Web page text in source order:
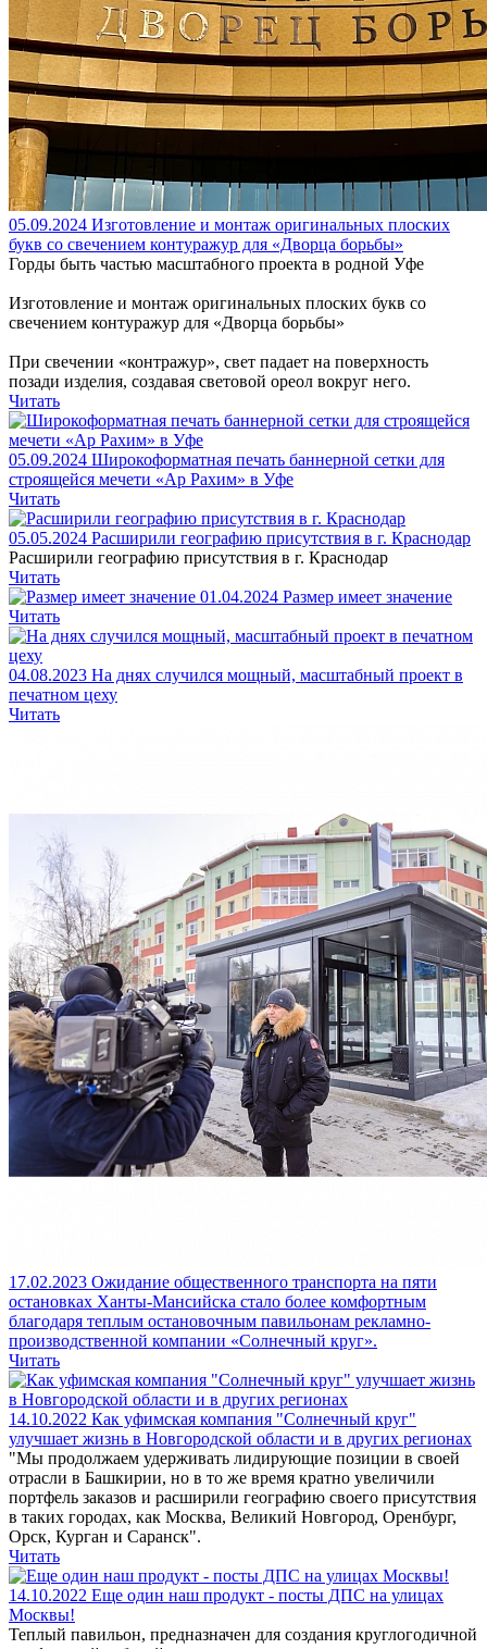
05.09.2024 Изготовление и монтаж оригинальных плоских
букв со свечением контуражур для «Дворца борьбы»
Горды быть частью масштабного проекта в родной Уфе
Изготовление и монтаж оригинальных плоских букв со
свечением контуражур для «Дворца борьбы»
При свечении «контражур», свет падает на поверхность
позади изделия, создавая световой ореол вокруг него.
Читать
05.09.2024 Широкоформатная печать баннерной сетки для
строящейся мечети «Ар Рахим» в Уфе
Читать
05.05.2024 Расширили географию присутствия в г. Краснодар
Расширили географию присутствия в г. Краснодар
Читать
01.04.2024 Размер имеет значение
Читать
04.08.2023 На днях случился мощный, масштабный проект в
печатном цеху
Читать
17.02.2023 Ожидание общественного транспорта на пяти
остановках Ханты-Мансийска стало более комфортным
благодаря теплым остановочным павильонам рекламно-
производственной компании «Солнечный круг».
Читать
14.10.2022 Как уфимская компания "Солнечный круг"
улучшает жизнь в Новгородской области и в других регионах
"Мы продолжаем удерживать лидирующие позиции в своей
отрасли в Башкирии, но в то же время кратно увеличили
портфель заказов и расширили географию своего присутствия
в таких городах, как Москва, Великий Новгород, Оренбург,
Орск, Курган и Саранск".
Читать
14.10.2022 Еще один наш продукт - посты ДПС на улицах
Москвы!
Теплый павильон, предназначен для создания круглогодичной